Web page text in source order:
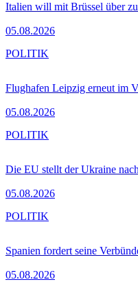
Italien will mit Brüssel über
05.08.2026
Flughafen Leipzig erneut im
05.08.2026
POLITIK
Die EU stellt der Ukraine
05.08.2026
POLITIK
Spanien fordert seine
05.08.2026
POLITIK